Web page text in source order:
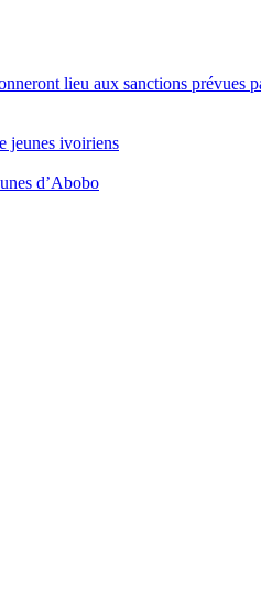
lieu aux sanctions prévues
jeunes ivoiriens
d’Abobo